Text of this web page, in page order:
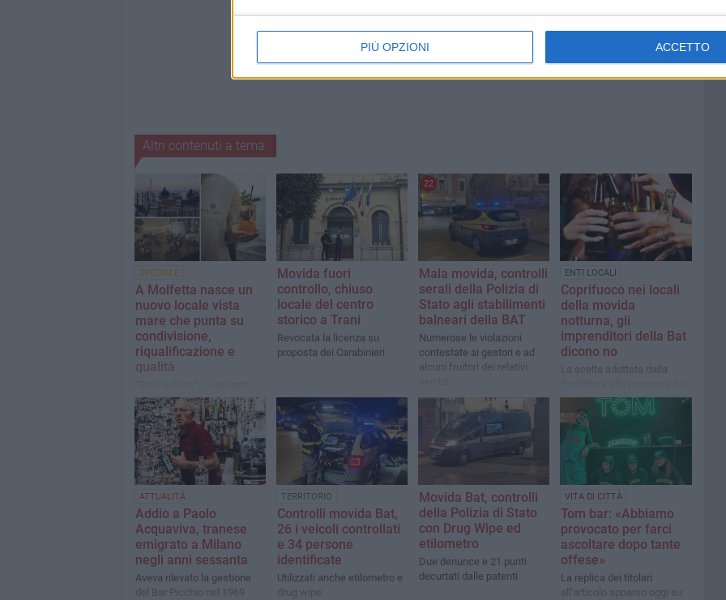
PIÙ OPZIONI ACCETTO
Altri contenuti a tema
SPECIALE
A Molfetta nasce un
nuovo locale vista
mare che punta su
condivisione,
riqualificazione e
qualità
ambizioso raccontato da chi
l’ha voluto e da chi l’ha reso
possibile
Movida fuori
controllo, chiuso
locale del centro
storico a Trani
Revocata la licenza su
proposta dei Carabinieri
22
Mala movida, controlli
serali della Polizia di
Stato agli stabilimenti
balneari della BAT
Numerose le violazioni
contestate ai gestori e ad
alcuni fruitori dei relativi
ENTI LOCALI
Coprifuoco nei locali
della movida
notturna, gli
imprenditori della Bat
dicono no
La scelta adottata dalla
dieci sindaci della provincia
ATTUALITÀ
Addio a Paolo
Acquaviva, tranese
emigrato a Milano
negli anni sessanta
Aveva rilevato la gestione
del Bar Picchio nel 1969
TERRITORIO
Controlli movida Bat,
26 i veicoli controllati
e 34 persone
identificate
Utilizzati anche etilometro e
drug wipe
Movida Bat, controlli
della Polizia di Stato
con Drug Wipe ed
etilometro
Due denunce e 21 punti
decurtati dalle patenti
VITA DI CITTÀ
Tom bar: «Abbiamo
provocato per farci
ascoltare dopo tante
offese»
La replica dei titolari
all'articolo apparso oggi su